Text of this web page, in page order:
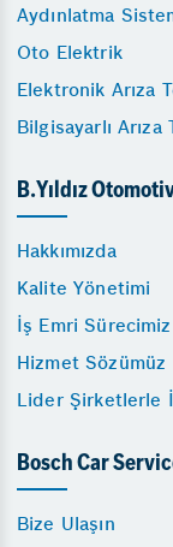
Aydınlatma
Oto Elektrik
Elektronik Arıza
Bilgisayarlı Arıza
B.Yıldız
Hakkımızda
Kalite Yönetimi
İş Emri Sürecimiz
Hizmet Sözümüz
Lider Şirketlerle
Bosch Car
Bize Ulaşın